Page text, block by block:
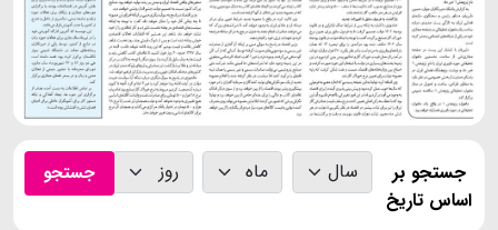
جستجو بر
اساس تاریخ
جستجو